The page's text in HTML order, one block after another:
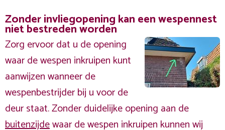
Zonder invliegopening kan een wespennest
niet bestreden worden
Zorg ervoor dat u de opening
waar de wespen inkruipen kunt
aanwijzen wanneer de
wespenbestrijder bij u voor de
deur staat. Zonder duidelijke opening aan de
buitenzijdewaar de wespen inkruipen kunnen wij